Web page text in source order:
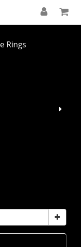
Rings